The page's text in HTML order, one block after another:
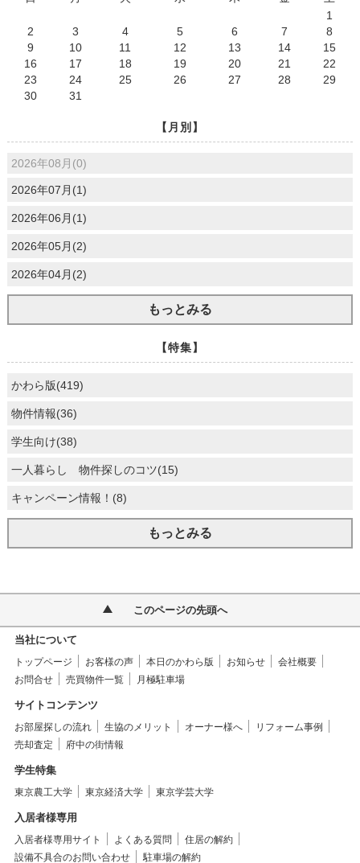
1
2
3 4 5 6 7
8
9
10 11 12 13 14
15
16
17 18 19 20 21
22
23
24 25 26 27 28
29
30
31
【月別】
2026年08月(0)
2026年07月(1)
2026年06月(1)
2026年05月(2)
2026年04月(2)
もっとみる
【特集】
かわら版(419)
物件情報(36)
学生向け(38)
一人暮らし 物件探しのコツ(15)
キャンペーン情報！(8)
もっとみる
このページの先頭へ
当社について
トップページ お客様の声 本日のかわら版 お知らせ
会社概要
お問合せ
売買物件一覧 月極駐車場
サイトコンテンツ
お部屋探しの流れ 生協のメリット オーナー様へ
リフォーム事例
売却査定
府中の街情報
学生特集
東京農工大学 東京経済大学 東京学芸大学
入居者様専用
入居者様専用サイト よくある質問
住居の解約
設備不具合のお問い合わせ
駐車場の解約